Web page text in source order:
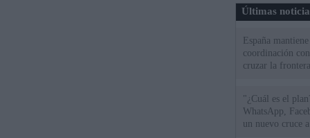
Últimas
España
coordinación
cruzar la
"¿Cuál es el
WhatsApp,
un nuevo cruce